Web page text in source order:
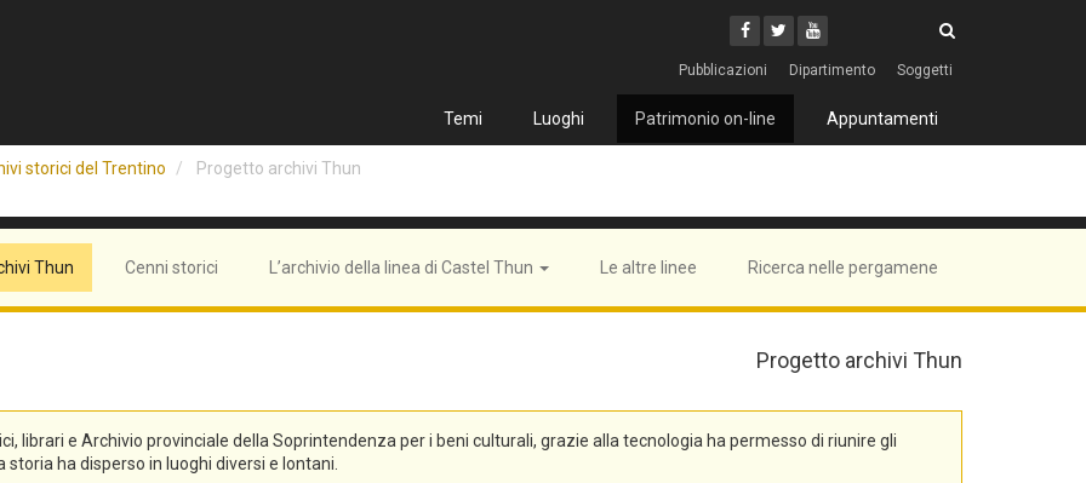
Facebook
Twitter
Youtube
Pubblicazioni Dipartimento Soggetti
Temi Luoghi Patrimonio on-line Appuntamenti
storici del Trentino Progetto archivi Thun
Thun Cenni storici L’archivio della linea di Castel Thun Le altre linee Ricerca nelle pergamene
Progetto archivi Thun
librari e Archivio provinciale della Soprintendenza per i beni culturali, grazie alla tecnologia ha permesso di riunire gli
ha disperso in luoghi diversi e lontani.